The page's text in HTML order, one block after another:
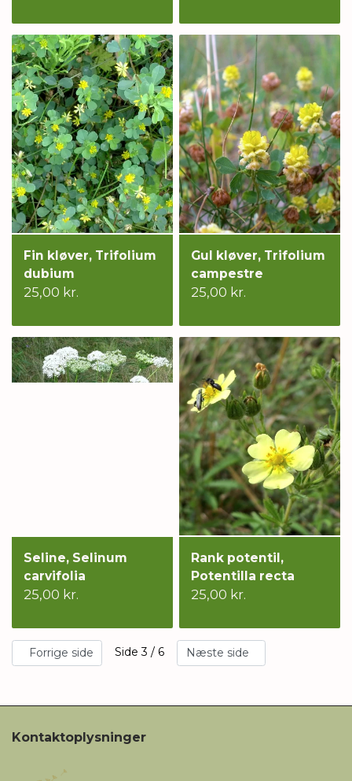
Fin kløver, Trifolium
dubium
25,00 kr.
Gul kløver, Trifolium
campestre
25,00 kr.
Seline, Selinum
carvifolia
25,00 kr.
Rank potentil,
Potentilla recta
25,00 kr.
Forrige side Side 3 / 6 Næste side
Kontaktoplysninger